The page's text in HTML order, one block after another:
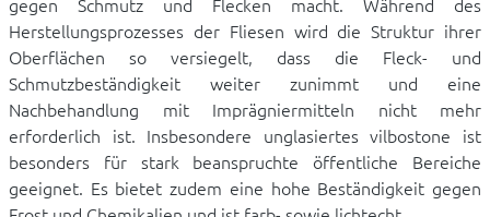
Herstellungsprozesses der Fliesen wird die Struktur ihrer
Oberflächen so versiegelt, dass die Fleck- und
Schmutzbeständigkeit weiter zunimmt und eine
Nachbehandlung mit Imprägniermitteln nicht mehr
erforderlich ist. Insbesondere unglasiertes vilbostone ist
besonders für stark beanspruchte öffentliche Bereiche
geeignet. Es bietet zudem eine hohe Beständigkeit gegen